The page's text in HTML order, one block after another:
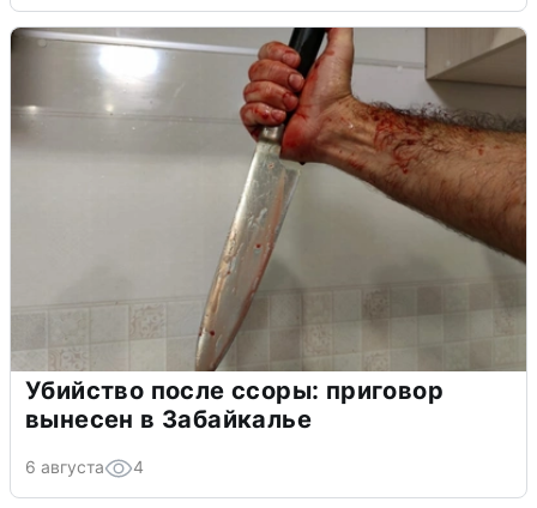
Убийство после ссоры: приговор
вынесен в Забайкалье
6 августа 4